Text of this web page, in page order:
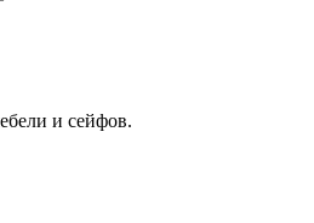
и сейфов.